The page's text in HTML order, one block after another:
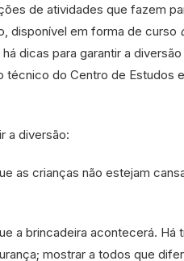
de atividades que fazem
disponível em forma de curso
dicas para garantir a
técnico do Centro de Estudos
a diversão:
as crianças não estejam
a brincadeira acontecerá. Há
mostrar a todos que